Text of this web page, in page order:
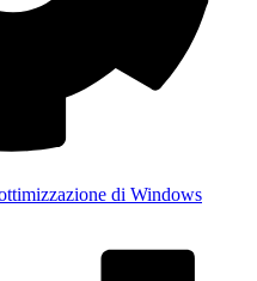
di Windows